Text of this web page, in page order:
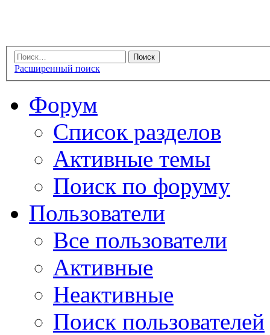
Расширенный поиск
Форум
Список разделов
Активные темы
Поиск по форуму
Пользователи
Все пользователи
Активные
Неактивные
Поиск пользователей